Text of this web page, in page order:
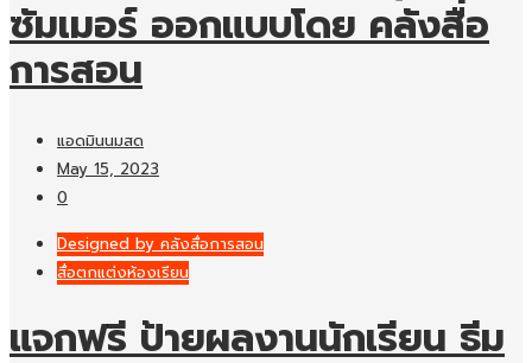
ซัมเมอร์ ออกแบบโดย คลังสื่อ
การสอน
แอดมินนมสด
May 15, 2023
0
Designed by คลังสื่อการสอน
สื่อตกแต่งห้องเรียน
แจกฟรี ป้ายผลงานนักเรียน ธีม